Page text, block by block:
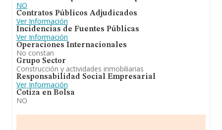
NO
Contratos Públicos Adjudicados
Ver Información
Incidencias de Fuentes Públicas
Ver Información
Operaciones Internacionales
No constan
Grupo Sector
Construcción y actividades inmobiliarias
Responsabilidad Social Empresarial
Ver Información
Cotiza en Bolsa
NO